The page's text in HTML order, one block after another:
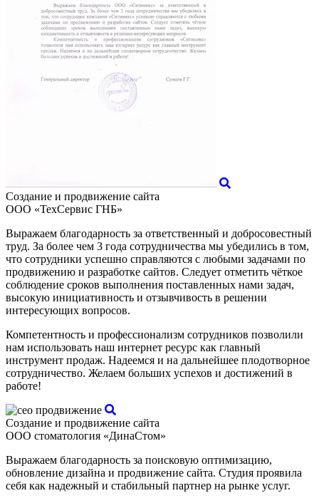
Создание и продвижение сайта
ООО «ТехСервис ГНБ»
Выражаем благодарность за ответственный и добросовестный
труд. За более чем 3 года сотрудничества мы убедились в том,
что сотрудники успешно справляются с любыми задачами по
продвижению и разработке сайтов. Следует отметить чёткое
соблюдение сроков выполнения поставленных нами задач,
высокую инициативность и отзывчивость в решении
интересующих вопросов.
Компетентность и профессионализм сотрудников позволили
нам использовать наш интернет ресурс как главный
инструмент продаж. Надеемся и на дальнейшее плодотворное
сотрудничество. Желаем больших успехов и достижений в
работе!
Создание и продвижение сайта
ООО стоматология «ДинаСтом»
Выражаем благодарность за поисковую оптимизацию,
обновление дизайна и продвижение сайта. Студия проявила
себя как надежный и стабильный партнер на рынке услуг.